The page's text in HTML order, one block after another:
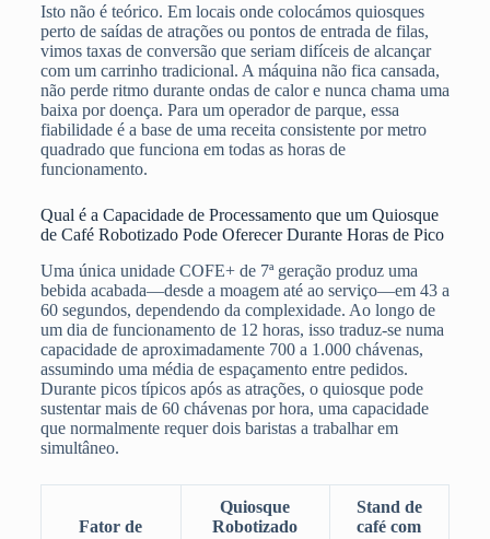
Isto não é teórico. Em locais onde colocámos quiosques
perto de saídas de atrações ou pontos de entrada de filas,
vimos taxas de conversão que seriam difíceis de alcançar
com um carrinho tradicional. A máquina não fica cansada,
não perde ritmo durante ondas de calor e nunca chama uma
baixa por doença. Para um operador de parque, essa
fiabilidade é a base de uma receita consistente por metro
quadrado que funciona em todas as horas de
funcionamento.
Qual é a Capacidade de Processamento que um Quiosque
de Café Robotizado Pode Oferecer Durante Horas de Pico
Uma única unidade COFE+ de 7ª geração produz uma
bebida acabada—desde a moagem até ao serviço—em 43 a
60 segundos, dependendo da complexidade. Ao longo de
um dia de funcionamento de 12 horas, isso traduz-se numa
capacidade de aproximadamente 700 a 1.000 chávenas,
assumindo uma média de espaçamento entre pedidos.
Durante picos típicos após as atrações, o quiosque pode
sustentar mais de 60 chávenas por hora, uma capacidade
que normalmente requer dois baristas a trabalhar em
simultâneo.
Fator de
Quiosque
Robotizado
Stand de
café com